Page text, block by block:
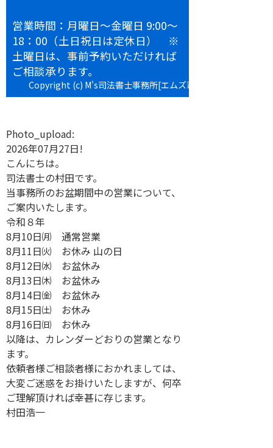
営業時間：月曜日～金曜日 9:00～
18：00（土日祝日は定休日） ※
土曜日は、事前予約いただければ
ご相談承ります。
Copyright (c) M's司法書士事務所[エムズ司法書士事務所] All
Photo_upload:
2026年07月27日!
こんにちは。
司法書士の村田です。
当事務所のお盆期間中の営業について、
ご案内いたします。
令和８年
8月10日㈪ 通常営業
8月11日㈫ お休み 山の日
8月12日㈬ お盆休み
8月13日㈭ お盆休み
8月14日㈮ お盆休み
8月15日㈯ お休み
8月16日㈰ お休み
以降は、カレンダーどおりの営業となり
ます。
依頼者様ご相談者様におかれましては、
大変ご迷惑をお掛けいたしますが、何卒
ご理解頂ければ幸甚に存じます。
村田浩一